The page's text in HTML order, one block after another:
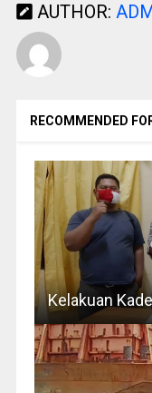
AUTHOR:
RECOMMENDED
Kelakuan